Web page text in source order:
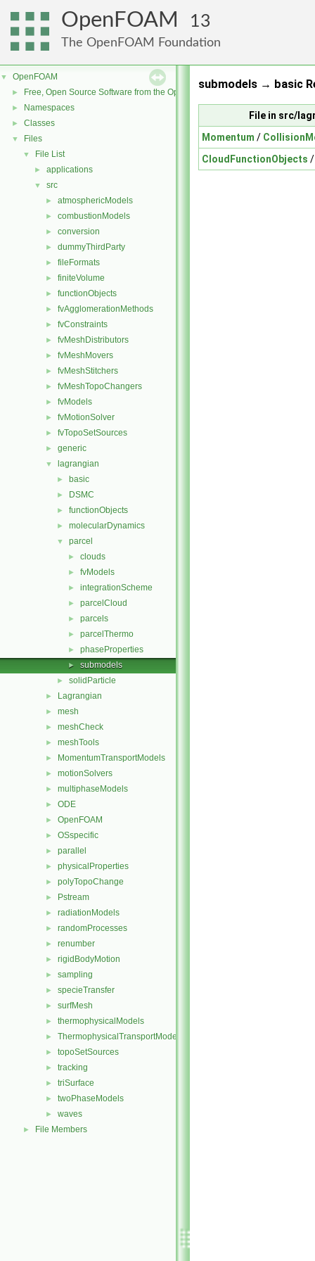
OpenFOAM 13
The OpenFOAM Foundation
▼ OpenFOAM
► Free, Open Source Software from the OpenFOAM Foundation
► Namespaces
► Classes
▼ Files
▼ File List
► applications
▼ src
► atmosphericModels
► combustionModels
► conversion
► dummyThirdParty
► fileFormats
► finiteVolume
► functionObjects
► fvAgglomerationMethods
► fvConstraints
► fvMeshDistributors
► fvMeshMovers
► fvMeshStitchers
► fvMeshTopoChangers
► fvModels
► fvMotionSolver
► fvTopoSetSources
► generic
▼ lagrangian
► basic
► DSMC
► functionObjects
► molecularDynamics
▼ parcel
► clouds
► fvModels
► integrationScheme
► parcelCloud
► parcels
► parcelThermo
► phaseProperties
► submodels
► solidParticle
► Lagrangian
► mesh
► meshCheck
► meshTools
► MomentumTransportModels
► motionSolvers
► multiphaseModels
► ODE
► OpenFOAM
► OSspecific
► parallel
► physicalProperties
► polyTopoChange
► Pstream
► radiationModels
► randomProcesses
► renumber
► rigidBodyMotion
► sampling
► specieTransfer
► surfMesh
► thermophysicalModels
► ThermophysicalTransportModels
► topoSetSources
► tracking
► triSurface
► twoPhaseModels
► waves
► File Members
submodels → basic
File in src/
Momentum /
CloudFunctionObjects